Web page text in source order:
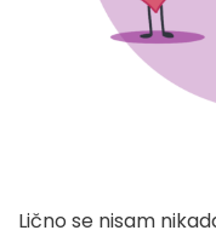
Lično se nisam